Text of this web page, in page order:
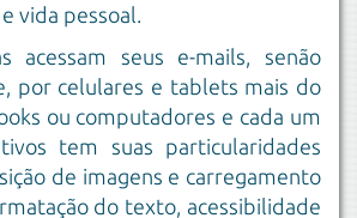
vida pessoal.
acessam seus e-mails, senão
por celulares e tablets mais do
ou computadores e cada um
tem suas particularidades
de imagens e carregamento
do texto, acessibilidade